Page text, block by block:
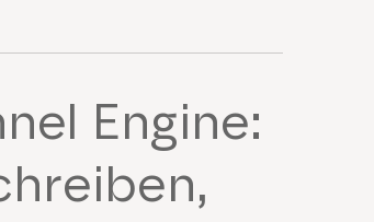
Engine: